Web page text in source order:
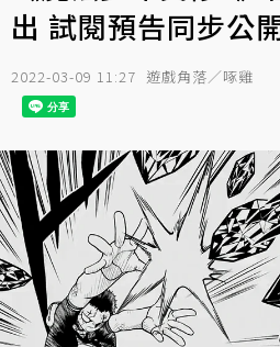
出 試閱預告同步公
2022-03-09 11:27 遊戲角落／啄雞